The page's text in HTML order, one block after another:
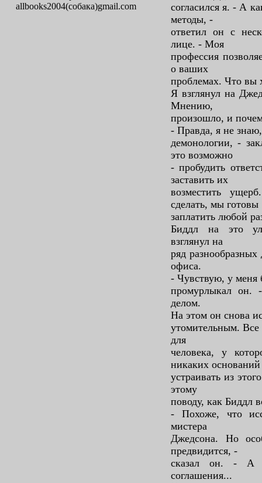
allbooks2004(собака)gmail.com
согласился я. - А
методы, -
ответил он с
лице. - Моя
профессия
о ваших
проблемах. Что вы
Я взглянул на
Мнению,
произошло, и
- Правда, я не
демонологии, -
это возможно
- пробудить
заставить их
возместить
сделать, мы готовы
заплатить любой
Биддл на это
взглянул на
ряд
офиса.
- Чувствую, у меня
промурлыкал он.
делом.
На этом он снова
утомительным. Все
для
человека, у
никаких оснований
устраивать из
этому
поводу, как Биддл
- Похоже, что
мистера
Джедсона. Но
предвидится, -
сказал он. - А
соглашения...